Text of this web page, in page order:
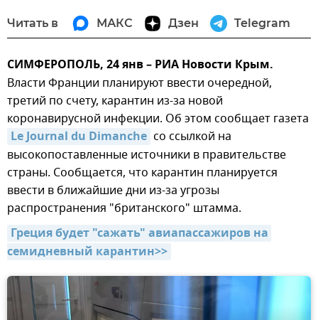
Читать в МАКС Дзен Telegram
СИМФЕРОПОЛЬ, 24 янв – РИА Новости Крым.
Власти Франции планируют ввести очередной,
третий по счету, карантин из-за новой
коронавирусной инфекции. Об этом сообщает газета
Le Journal du Dimanche со ссылкой на
высокопоставленные источники в правительстве
страны. Сообщается, что карантин планируется
ввести в ближайшие дни из-за угрозы
распространения "британского" штамма.
Греция будет "сажать" авиапассажиров на
семидневный карантин>>